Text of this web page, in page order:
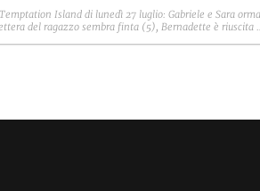
Island di lunedì 27 luglio: Gabriele e Sara
del ragazzo sembra finta (5), Bernadette è riuscita